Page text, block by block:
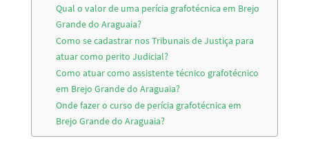
Qual o valor de uma perícia grafotécnica em Brejo
Grande do Araguaia?
Como se cadastrar nos Tribunais de Justiça para
atuar como perito Judicial?
Como atuar como assistente técnico grafotécnico
em Brejo Grande do Araguaia?
Onde fazer o curso de perícia grafotécnica em
Brejo Grande do Araguaia?